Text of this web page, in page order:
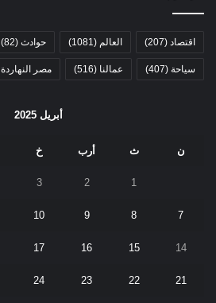
اقتصاد (207) العالم (1081) حوادث (82)
سياحة (407) عمالنا (516) مصر النهاردة
أبريل 2025
ن ث أرب خ
1
2
3
7
8
9
10
14
15
16
17
21
22
23
24